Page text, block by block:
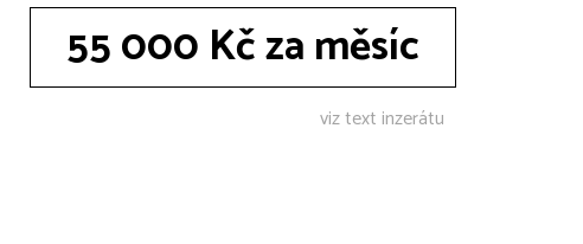
55 000 Kč za měsíc
viz text inzerátu